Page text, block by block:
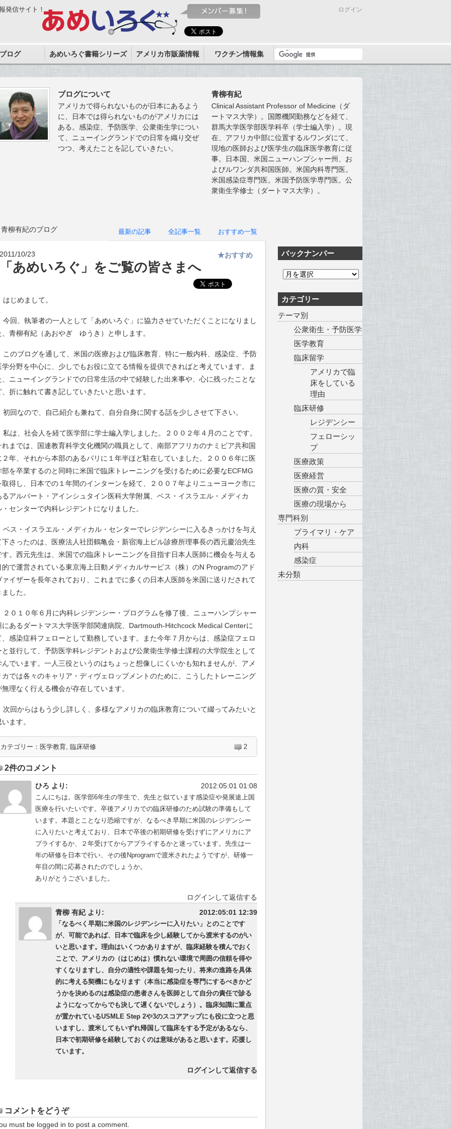
発信サイト！ ログイン
ログ あめいろぐ書籍シリーズ アメリカ市販薬情報 ワクチン情報集
ブログについて
アメリカで得られないものが日本にあるよう
に、日本では得られないものがアメリカには
ある。感染症、予防医学、公衆衛生学につい
て、ニューイングランドでの日常を織り交ぜ
つつ、考えたことを記していきたい。
青柳有紀
Clinical Assistant Professor of Medicine（ダ
ートマス大学）。国際機関勤務などを経て、
群馬大学医学部医学科卒（学士編入学）。現
在、アフリカ中部に位置するルワンダにて、
現地の医師および医学生の臨床医学教育に従
事。日本国、米国ニューハンプシャー州、お
よびルワンダ共和国医師。米国内科専門医。
米国感染症専門医。米国予防医学専門医。公
衆衛生学修士（ダートマス大学）。
青柳有紀のブログ 最新の記事 全記事一覧 おすすめ一覧
2011/10/23
「あめいろぐ」をご覧の皆さまへ
★おすすめ
はじめまして。
今回、執筆者の一人として「あめいろぐ」に協力させていただくことになりまし
、青柳有紀（あおやぎ ゆうき）と申します。
このブログを通して、米国の医療および臨床教育、特に一般内科、感染症、予防
学分野を中心に、少しでもお役に立てる情報を提供できればと考えています。ま
、ニューイングランドでの日常生活の中で経験した出来事や、心に残ったことな
、折に触れて書き記していきたいと思います。
初回なので、自己紹介も兼ねて、自分自身に関する話を少しさせて下さい。
私は、社会人を経て医学部に学士編入学しました。２００２年４月のことです。
れまでは、国連教育科学文化機関の職員として、南部アフリカのナミビア共和国
２年、それから本部のあるパリに１年半ほど駐在していました。２００６年に医
部を卒業するのと同時に米国で臨床トレーニングを受けるために必要なECFMG
取得し、日本での１年間のインターンを経て、２００７年よりニューヨーク市に
るアルバート・アインシュタイン医科大学附属、ベス・イスラエル・メディカ
・センターで内科レジデントになりました。
ベス・イスラエル・メディカル・センターでレジデンシーに入るきっかけを与え
下さったのは、医療法人社団鶴亀会・新宿海上ビル診療所理事長の西元慶治先生
す。西元先生は、米国での臨床トレーニングを目指す日本人医師に機会を与える
的で運営されている東京海上日動メディカルサービス（株）のN Programのアド
ァイザーを長年されており、これまでに多くの日本人医師を米国に送りだされて
した。
２０１０年６月に内科レジデンシー・プログラムを修了後、ニューハンプシャー
にあるダートマス大学医学部関連病院、Dartmouth-Hitchcock Medical Centerに
、感染症科フェローとして勤務しています。また今年７月からは、感染症フェロ
と並行して、予防医学科レジデントおよび公衆衛生学修士課程の大学院生として
んでいます。一人三役というのはちょっと想像しにくいかも知れませんが、アメ
カでは各々のキャリア・ディヴェロップメントのために、こうしたトレーニング
無理なく行える機会が存在しています。
次回からはもう少し詳しく、多様なアメリカの臨床教育について綴ってみたいと
ます。
カテゴリー： 医学教育, 臨床研修 2
2件のコメント
ひろ より: 2012:05:01 01:08
こんにちは。医学部6年生の学生で、先生と似ています感染症や発展途上国
医療を行いたいです。卒後アメリカでの臨床研修のため試験の準備もして
います。本題とことなり恐縮ですが、なるべき早期に米国のレジデンシー
に入りたいと考えており、日本で卒後の初期研修を受けずにアメリカにア
プライするか、２年受けてからアプライするかと迷っています。先生は一
年の研修を日本で行い、その後Nprogramで渡米されたようですが、研修一
年目の間に応募されたのでしょうか。
ありがとうございました。
ログインして返信する
青柳 有紀 より:
2012:05:01 12:39
「なるべく早期に米国のレジデンシーに入りたい」とのことです
が、可能であれば、日本で臨床を少し経験してから渡米するのがい
いと思います。理由はいくつかありますが、臨床経験を積んでおく
ことで、アメリカの（はじめは）慣れない環境で周囲の信頼を得や
すくなりますし、自分の適性や課題を知ったり、将来の進路を具体
的に考える契機にもなります（本当に感染症を専門にするべきかど
うかを決めるのは感染症の患者さんを医師として自分の責任で診る
ようになってからでも決して遅くないでしょう）。臨床知識に重点
が置かれているUSMLE Step 2や3のスコアアップにも役に立つと思
いますし、渡米してもいずれ帰国して臨床をする予定があるなら、
日本で初期研修を経験しておくのは意味があると思います。応援し
ています。
ログインして返信する
コメントをどうぞ
must be logged in to post a comment.
バックナンバー
カテゴリー
テーマ別
公衆衛生・予防医学
医学教育
臨床留学
アメリカで臨
床をしている
理由
臨床研修
レジデンシー
フェローシッ
プ
医療政策
医療経営
医療の質・安全
医療の現場から
専門科別
プライマリ・ケア
内科
感染症
未分類